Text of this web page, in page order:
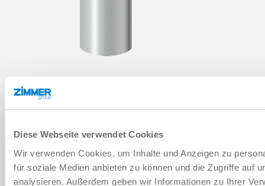
Diese Webseite verwendet Cookies
Wir verwenden Cookies, um Inhalte und Anzeigen zu
für soziale Medien anbieten zu können und die Zugriffe auf
analysieren. Außerdem geben wir Informationen zu Ihrer
PASADOR CILÍNDRICO
SERIE C
AÑADIR A LA CESTA DE LA COMPRA
AÑADIR PARA COMPARACIÓN